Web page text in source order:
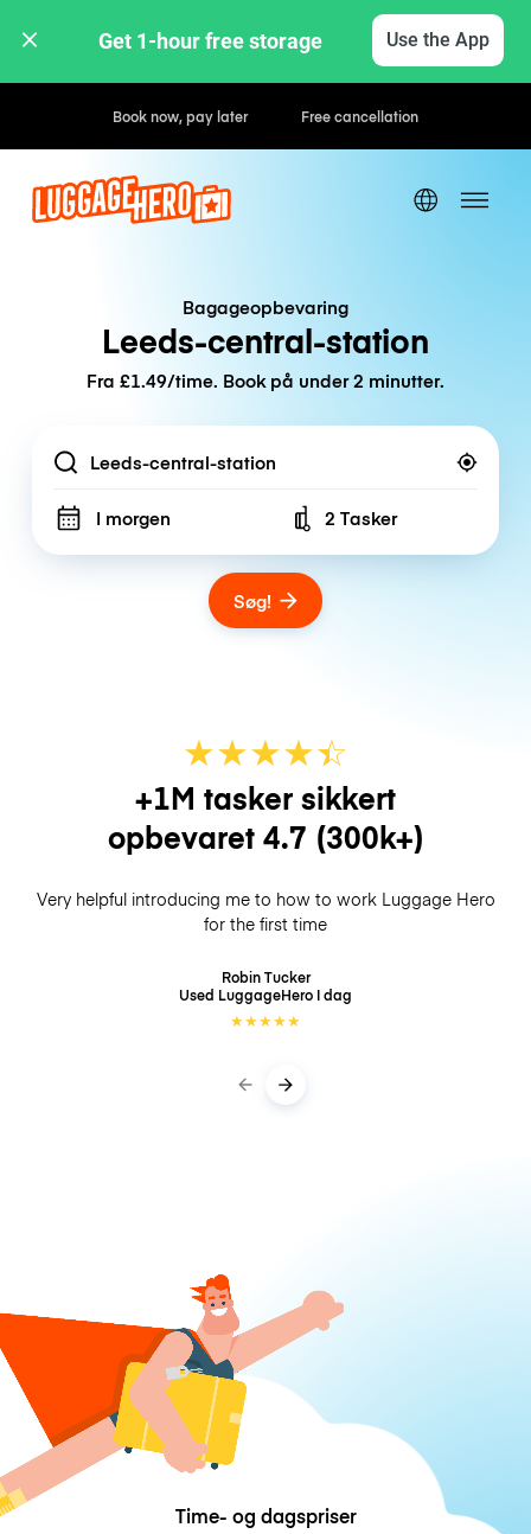
Get 1-hour free storage Use the App
Hourly / Daily Rates
Bagageopbevaring
Leeds-central-station
Fra £1.49/time. Book på under 2 minutter.
Location
I morgen Number of bags
2 Tasker
Søg!
★★★★☆
★
+1M tasker sikkert
opbevaret 4.7 (300k+)
Very helpful introducing me to how to work Luggage Hero
for the first time
Robin Tucker
Used LuggageHero I dag
★★★★★
Time- og dagspriser